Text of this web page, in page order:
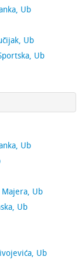
Ub
Ub
Ub
Ub
Majera, Ub
Ub
Ub